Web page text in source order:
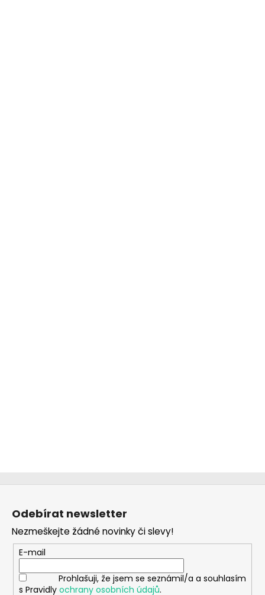
Z
Odebírat newsletter
Nezmeškejte žádné novinky či slevy!
E-mail
Prohlašuji, že jsem se seznámil/a a souhlasím
s Pravidly ochrany osobních údajů.